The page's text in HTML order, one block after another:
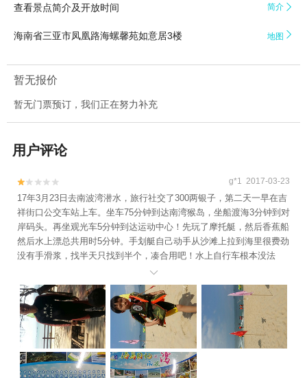
查看景点简介及开放时间 简介 
海南省三亚市凤凰路海螺馨苑如意居3楼 地图 
暂无报价
暂无门票预订，我们正在努力补充
用户评论

 g*1 2017-03-23
17年3月23日去南波湾潜水，旅行社交了300两银子，第二天一早在吉
祥街口公交车站上车。坐车75分钟到达南湾猴岛，坐船渡海3分钟到对
岸码头。再坐观光车5分钟到达运动中心！先玩了摩托艇，然后香蕉船
然后水上漂总共用时5分钟。手划艇自己动手从沙滩上拉到海里很费劲
没有手滑浆，找半天只找到半个，凑合用吧！水上自行车根本没法
玩，放哪三个全都是坏的！很快中午吃饭了，美其名曰豪华海鲜自助
餐，其实就是国内高速公路休息区的快餐，食材都比不上自己叫的外
卖可口！下午去潜水，拉你下水和你商量拍不拍照视频什么的。为了
留个纪念有花300两银子拍了照片，谁知道照片模糊不清。技术实在很
懒。再说潜水吧，最深不过四米多总计用时也就15分钟，和说的30分
钟差太远，另外就是水质非常差，浑浊不堪，能见度急低，视距不过
一米！全是东北人，基本上已成垄断局势！水果大餐千万不要相信图
片，网上的潜水图片视频也千万不要相信，骗你没商量！浮潜根本就
